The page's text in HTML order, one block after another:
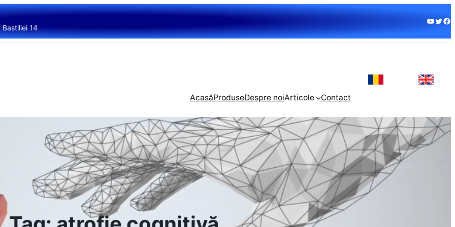
Bastiliei 14
YouTube Twitter Facebook
AcasăProduseDespre noiArticole Contact